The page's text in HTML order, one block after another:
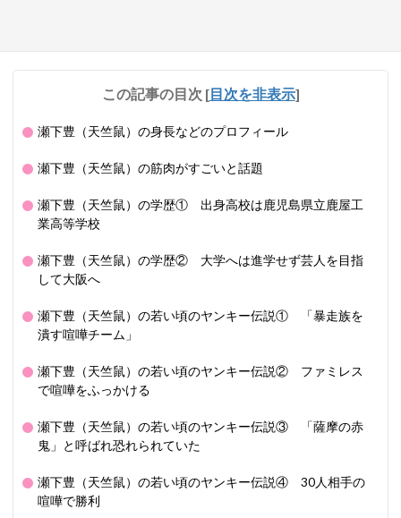
この記事の目次 [目次を非表示]
瀬下豊（天竺鼠）の身長などのプロフィール
瀬下豊（天竺鼠）の筋肉がすごいと話題
瀬下豊（天竺鼠）の学歴① 出身高校は鹿児島県立鹿屋工
業高等学校
瀬下豊（天竺鼠）の学歴② 大学へは進学せず芸人を目指
して大阪へ
瀬下豊（天竺鼠）の若い頃のヤンキー伝説① 「暴走族を
潰す喧嘩チーム」
瀬下豊（天竺鼠）の若い頃のヤンキー伝説② ファミレス
で喧嘩をふっかける
瀬下豊（天竺鼠）の若い頃のヤンキー伝説③ 「薩摩の赤
鬼」と呼ばれ恐れられていた
瀬下豊（天竺鼠）の若い頃のヤンキー伝説④ 30人相手の
喧嘩で勝利